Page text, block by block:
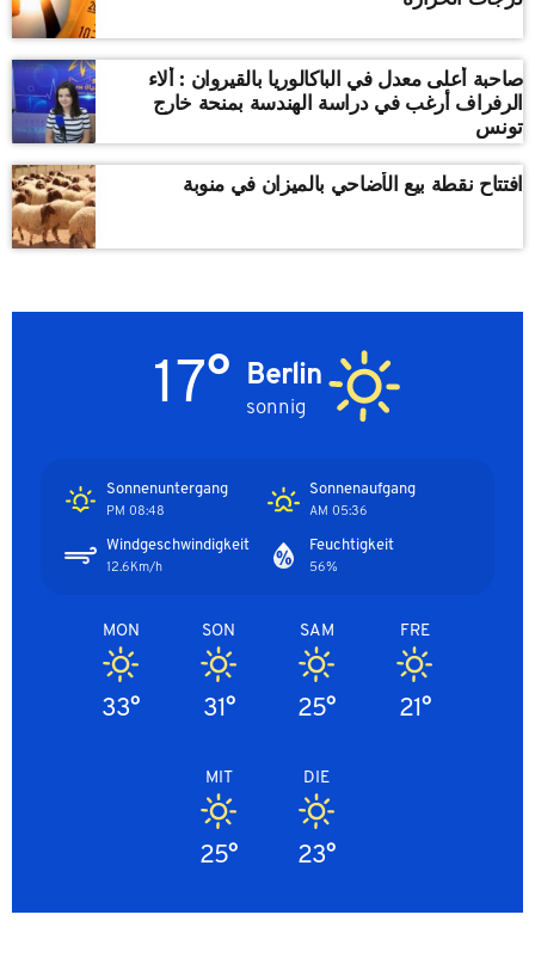
صاحبة أعلى معدل في الباكالوريا بالقيروان : ألاء
الرفراف أرغب في دراسة الهندسة بمنحة خارج
تونس
افتتاح نقطة بيع الأضاحي بالميزان في منوبة
Berlin
sonnig
17°
Sonnenaufgang
05:36 AM
Sonnenuntergang
08:48 PM
Feuchtigkeit
56%
Windgeschwindigkeit
12.6Km/h
FRE
21°
SAM
25°
SON
31°
MON
33°
DIE
23°
MIT
25°